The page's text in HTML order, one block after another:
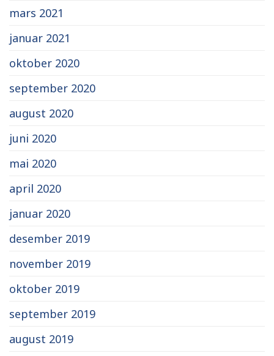
mars 2021
januar 2021
oktober 2020
september 2020
august 2020
juni 2020
mai 2020
april 2020
januar 2020
desember 2019
november 2019
oktober 2019
september 2019
august 2019